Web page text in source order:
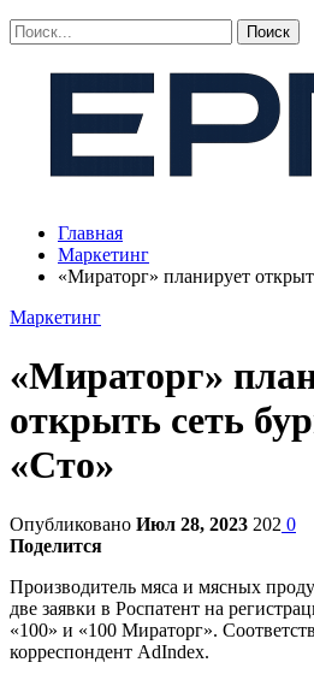
Главная
Маркетинг
«Мираторг» планирует
Маркетинг
«Мираторг»
открыть сеть
«Сто»
Опубликовано Июл 28, 2023 202 0
Поделится
Производитель мяса и мясных
две заявки в Роспатент на
«100» и «100 Мираторг».
корреспондент AdIndex.